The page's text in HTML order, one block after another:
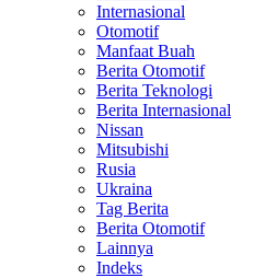
Internasional
Otomotif
Manfaat Buah
Berita Otomotif
Berita Teknologi
Berita Internasional
Nissan
Mitsubishi
Rusia
Ukraina
Tag Berita
Berita Otomotif
Lainnya
Indeks